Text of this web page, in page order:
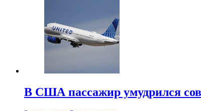
В США пассажир умудрился